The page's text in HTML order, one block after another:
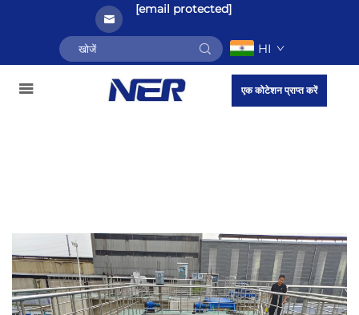
[email protected]
HI
एक कोटेशन प्राप्त करें